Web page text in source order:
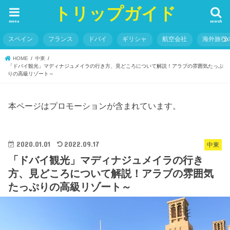
トリップガイド search
menu
スペイン フランス ドバイ ギリシャ 航空会社 海外旅行
HOME
中東
「ドバイ観光」マディナジュメイラの行き方、見どころについて解説！アラブの雰囲気たっぷ
りの高級リゾート～
本ページはプロモーションが含まれています。
中東
2020.01.01 2022.09.17
「ドバイ観光」マディナジュメイラの行き
方、見どころについて解説！アラブの雰囲気
たっぷりの高級リゾート～